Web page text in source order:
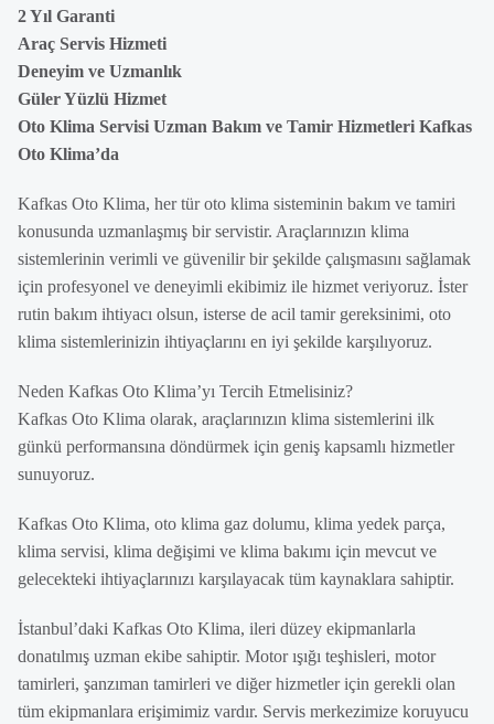
2 Yıl Garanti
Araç Servis Hizmeti
Deneyim ve Uzmanlık
Güler Yüzlü Hizmet
Oto Klima Servisi Uzman Bakım ve Tamir Hizmetleri Kafkas
Oto Klima’da
Kafkas Oto Klima, her tür oto klima sisteminin bakım ve tamiri
konusunda uzmanlaşmış bir servistir. Araçlarınızın klima
sistemlerinin verimli ve güvenilir bir şekilde çalışmasını sağlamak
için profesyonel ve deneyimli ekibimiz ile hizmet veriyoruz. İster
rutin bakım ihtiyacı olsun, isterse de acil tamir gereksinimi, oto
klima sistemlerinizin ihtiyaçlarını en iyi şekilde karşılıyoruz.
Neden Kafkas Oto Klima’yı Tercih Etmelisiniz?
Kafkas Oto Klima olarak, araçlarınızın klima sistemlerini ilk
günkü performansına döndürmek için geniş kapsamlı hizmetler
sunuyoruz.
Kafkas Oto Klima, oto klima gaz dolumu, klima yedek parça,
klima servisi, klima değişimi ve klima bakımı için mevcut ve
gelecekteki ihtiyaçlarınızı karşılayacak tüm kaynaklara sahiptir.
İstanbul’daki Kafkas Oto Klima, ileri düzey ekipmanlarla
donatılmış uzman ekibe sahiptir. Motor ışığı teşhisleri, motor
tamirleri, şanzıman tamirleri ve diğer hizmetler için gerekli olan
tüm ekipmanlara erişimimiz vardır. Servis merkezimize koruyucu